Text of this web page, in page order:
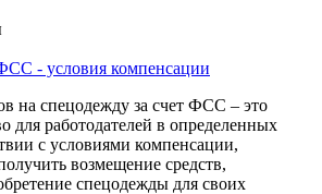
- условия компенсации
на спецодежду за счет ФСС – это
для работодателей в определенных
с условиями компенсации,
возмещение средств,
спецодежды для своих